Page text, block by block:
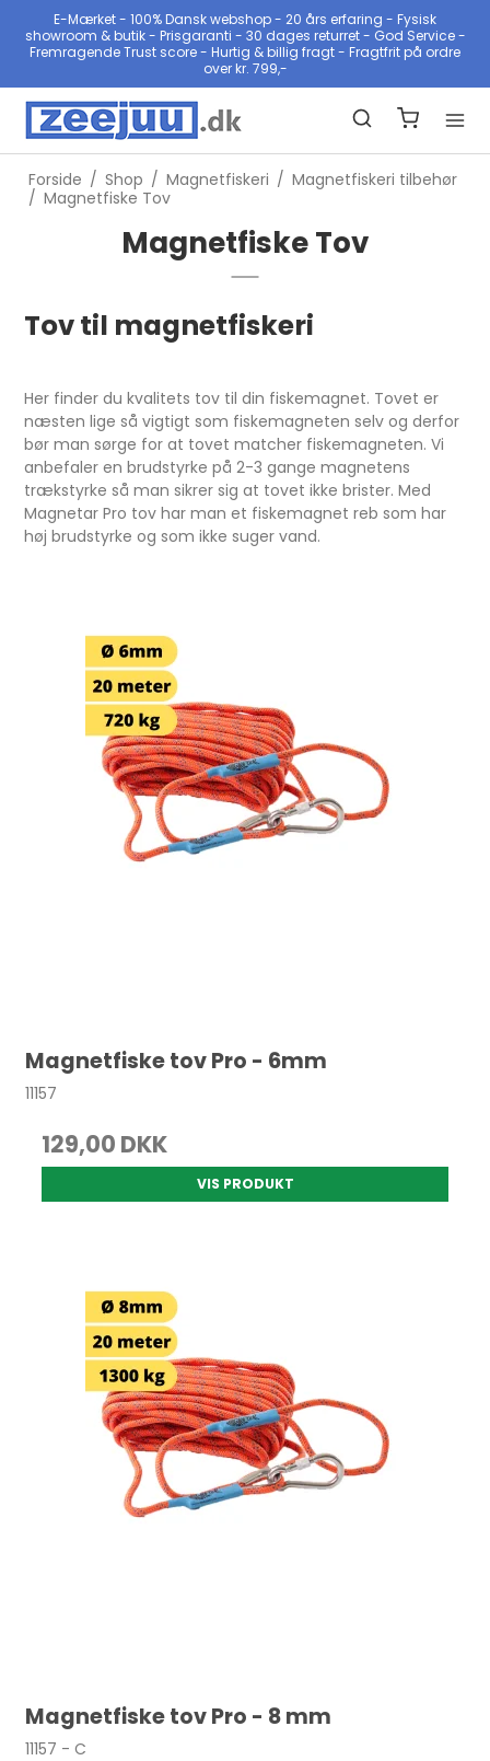
E-Mærket - 100% Dansk webshop - 20 års erfaring - Fysisk
showroom & butik - Prisgaranti - 30 dages returret - God Service -
Fremragende Trust score - Hurtig & billig fragt - Fragtfrit på ordre
over kr. 799,-
Forside / Shop / Magnetfiskeri / Magnetfiskeri tilbehør
/ Magnetfiske Tov
Magnetfiske Tov
Tov til magnetfiskeri
Her finder du kvalitets tov til din fiskemagnet. Tovet er
næsten lige så vigtigt som fiskemagneten selv og derfor
bør man sørge for at tovet matcher fiskemagneten. Vi
anbefaler en brudstyrke på 2-3 gange magnetens
trækstyrke så man sikrer sig at tovet ikke brister. Med
Magnetar Pro tov har man et fiskemagnet reb som har
høj brudstyrke og som ikke suger vand.
Magnetfiske tov Pro - 6mm
11157
129,00 DKK
VIS PRODUKT
Magnetfiske tov Pro - 8 mm
11157 - C